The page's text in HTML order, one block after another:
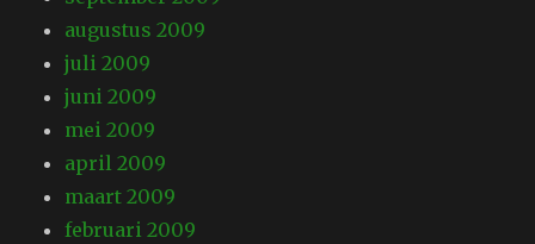
augustus 2009
juli 2009
juni 2009
mei 2009
april 2009
maart 2009
februari 2009